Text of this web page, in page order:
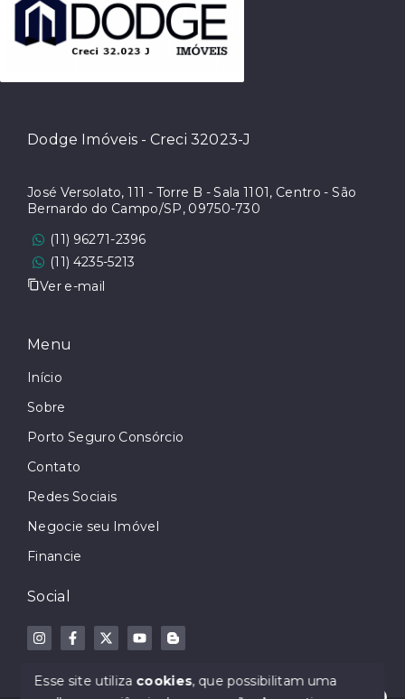
Dodge Imóveis - Creci 32023-J
José Versolato, 111 - Torre B - Sala 1101, Centro - São
Bernardo do Campo/SP, 09750-730
(11) 96271-2396
(11) 4235-5213
Ver e-mail
Menu
Início
Sobre
Porto Seguro Consórcio
Contato
Redes Sociais
Negocie seu Imóvel
Financie
Social
Esse site utiliza cookies, que possibilitam uma